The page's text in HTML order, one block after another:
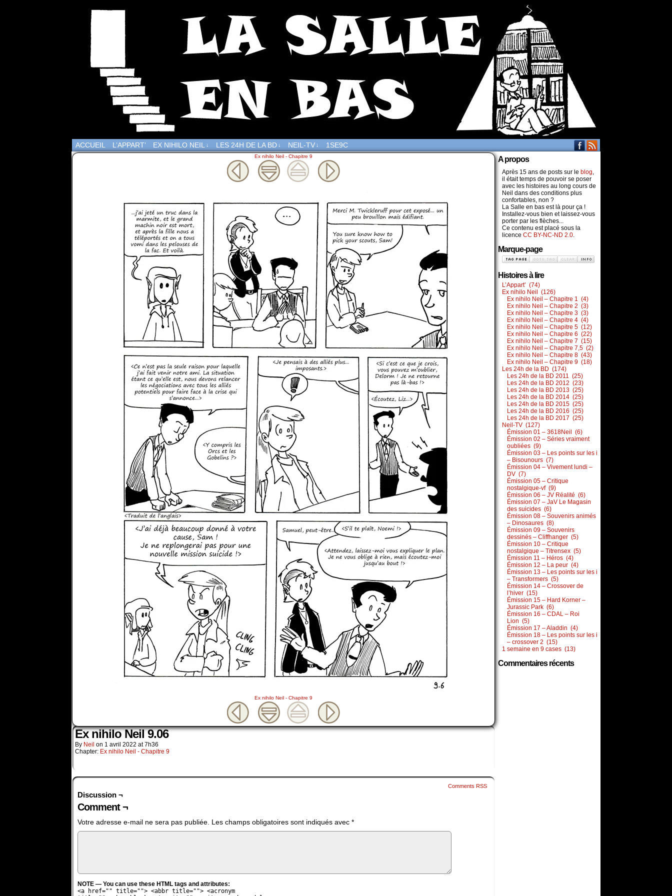
ACCUEIL L’APPART’ EX NIHILO NEIL ↓ LES 24H DE LA BD ↓ NEIL-TV ↓ 1SE9C
Ex nihilo Neil - Chapitre 9
Ex nihilo Neil - Chapitre 9
Ex nihilo Neil 9.06
By Neil on 1 avril 2022 at7h36
Chapter: Ex nihilo Neil - Chapitre 9
Comments RSS
Discussion ¬
Comment ¬
Votre adresse e-mail ne sera pas publiée. Les champs obligatoires sont indiqués avec *
NOTE — You can use these HTML tags and attributes:
<a href="" title=""> <abbr title=""> <acronym
A propos
Après 15 ans de posts sur le blog,
il était temps de pouvoir se poser
avec les histoires au long cours de
Neil dans des conditions plus
confortables, non ?
La Salle en bas est là pour ça !
Installez-vous bien et laissez-vous
porter par les flèches...
Ce contenu est placé sous la
licence CC BY-NC-ND 2.0.
Marque-page
Histoires à lire
L’Appart’ (74)
Ex nihilo Neil (126)
Ex nihilo Neil – Chapitre 1 (4)
Ex nihilo Neil – Chapitre 2 (3)
Ex nihilo Neil – Chapitre 3 (3)
Ex nihilo Neil – Chapitre 4 (4)
Ex nihilo Neil – Chapitre 5 (12)
Ex nihilo Neil – Chapitre 6 (22)
Ex nihilo Neil – Chapitre 7 (15)
Ex nihilo Neil – Chapitre 7,5 (2)
Ex nihilo Neil – Chapitre 8 (43)
Ex nihilo Neil – Chapitre 9 (18)
Les 24h de la BD (174)
Les 24h de la BD 2011 (25)
Les 24h de la BD 2012 (23)
Les 24h de la BD 2013 (25)
Les 24h de la BD 2014 (25)
Les 24h de la BD 2015 (25)
Les 24h de la BD 2016 (25)
Les 24h de la BD 2017 (25)
Neil-TV (127)
Émission 01 – 3618Neil (6)
Émission 02 – Séries vraiment
oubliées (9)
Émission 03 – Les points sur les i
– Bisounours (7)
Émission 04 – Vivement lundi –
DV (7)
Émission 05 – Critique
nostalgique-vf (9)
Émission 06 – JV Réalité (6)
Émission 07 – JaV Le Magasin
des suicides (6)
Émission 08 – Souvenirs animés
– Dinosaures (8)
Émission 09 – Souvenirs
dessinés – Cliffhanger (5)
Émission 10 – Critique
nostalgique – Titrensex (5)
Émission 11 – Héros (4)
Émission 12 – La peur (4)
Émission 13 – Les points sur les i
– Transformers (5)
Émission 14 – Crossover de
l’hiver (15)
Émission 15 – Hard Korner –
Jurassic Park (6)
Émission 16 – CDAL – Roi
Lion (5)
Émission 17 – Aladdin (4)
Émission 18 – Les points sur les i
– crossover 2 (15)
1 semaine en 9 cases (13)
Commentaires récents